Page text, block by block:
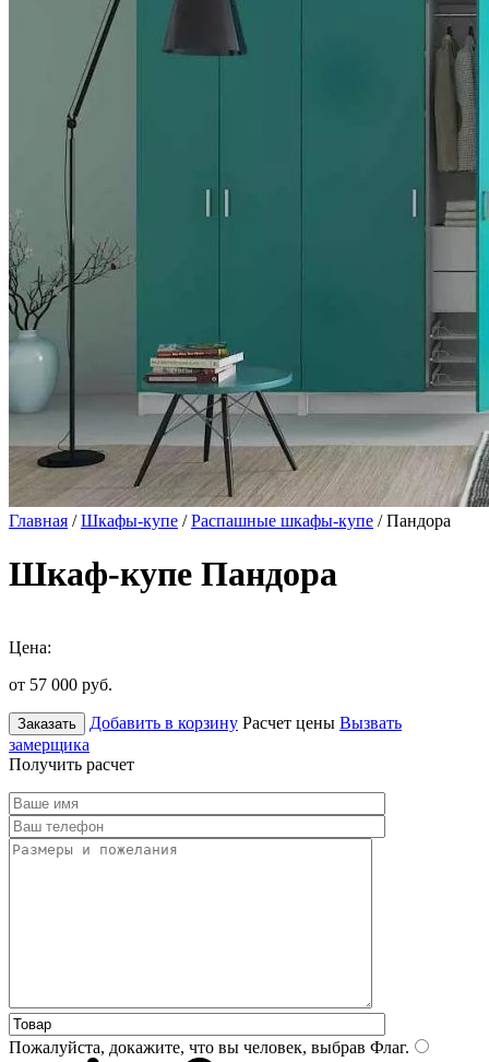
Главная /Шкафы-купе /Распашные шкафы-купе / Пандора
Шкаф-купе Пандора
Цена:
от 57 000 руб.
Заказать Добавить в корзину Расчет цены Вызвать
замерщика
Получить расчет
Пожалуйста, докажите, что вы человек, выбрав Флаг.